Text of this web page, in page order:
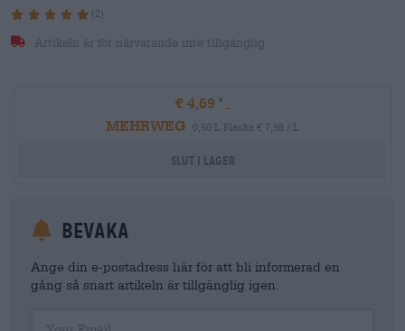
(2)
Artikeln är för närvarande inte tillgänglig
€ 4,69
MEHRWEG
0,50 L Flaska € 7,98 / L
Slut i lager
Bevaka
Ange din e-postadress här för att bli informerad en
gång så snart artikeln är tillgänglig igen.